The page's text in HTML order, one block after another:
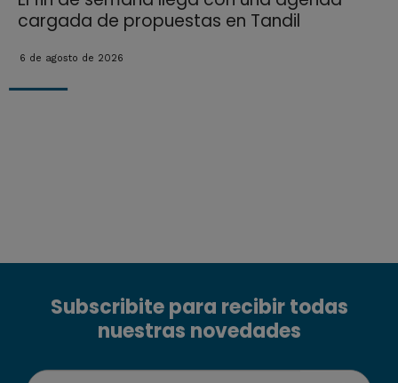
cargada de propuestas en Tandil
6 de agosto de 2026
Subscribite para recibir todas
nuestras novedades